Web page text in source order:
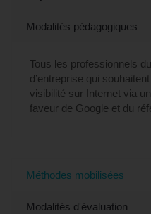
Modalités pédagogiques
Tous les professionnels
d’entreprise qui
visibilité sur Internet via
faveur de Google et du
Méthodes mobilisées
Modalités d'évaluation